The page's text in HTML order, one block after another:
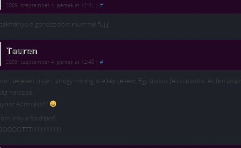
2009. szeptember 4. péntek at 12:41 #
gonosz dominiummal fujjj!
Tauren
2009. szeptember 4. péntek at 12:48 #
teljesen olyan, ahogy mindig is elképzeltem. Egy tipikus felszabadító, és
harcosa.
Admirális!!!!
linky a fordítást!